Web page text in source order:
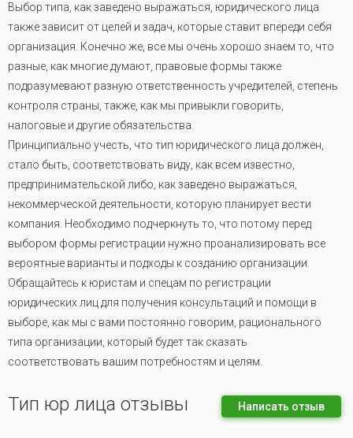
Выбор типа, как заведено выражаться, юридического лица
также зависит от целей и задач, которые ставит впереди себя
организация. Конечно же, все мы очень хорошо знаем то, что
разные, как многие думают, правовые формы также
подразумевают разную ответственность учредителей, степень
контроля страны, также, как мы привыкли говорить,
налоговые и другие обязательства.
Принципиально учесть, что тип юридического лица должен,
стало быть, соответствовать виду, как всем известно,
предпринимательской либо, как заведено выражаться,
некоммерческой деятельности, которую планирует вести
компания. Необходимо подчеркнуть то, что потому перед
выбором формы регистрации нужно проанализировать все
вероятные варианты и подходы к созданию организации.
Обращайтесь к юристам и спецам по регистрации
юридических лиц для получения консультаций и помощи в
выборе, как мы с вами постоянно говорим, рационального
типа организации, который будет так сказать
соответствовать вашим потребностям и целям.
Тип юр лица отзывы Написать отзыв